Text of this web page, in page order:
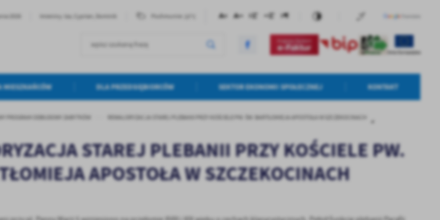
MIESZKAŃCÓW DLA PRZEDSIĘBIORCÓW SEKTOR EKONOMII SPOŁECZNEJ KONTAKT
PROGRAM ODBUDOWY ZABYTKÓW REWALORYZACJA STAREJ PLEBANII PRZY KOŚCIELE PW. ŚW. BARTŁOMIEJA APOSTOŁA W SZCZEKOCINACH
STAREJ PLEBANII PRZY KOŚCIELE PW.
APOSTOŁA W SZCZEKOCINACH